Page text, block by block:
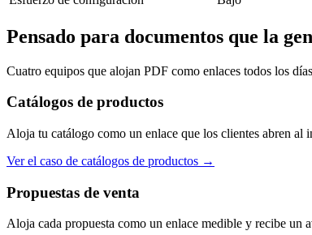
Pensado para documentos que la
Cuatro equipos que alojan PDF como enlaces todos los
Catálogos de productos
Aloja tu catálogo como un enlace que los clientes abren
Ver el caso de catálogos de productos →
Propuestas de venta
Aloja cada propuesta como un enlace medible y recibe un